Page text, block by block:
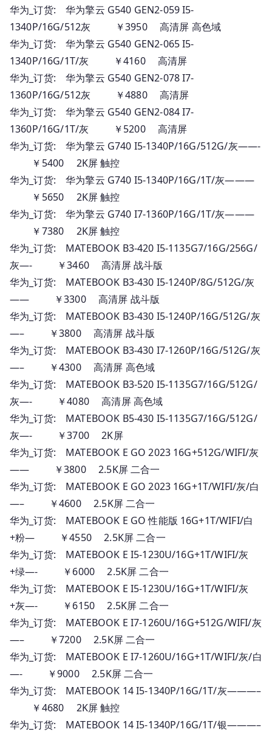
华为_订货: 华为擎云 G540 GEN2-059 I5-
1340P/16G/512灰 ￥3950 高清屏 高色域
华为_订货: 华为擎云 G540 GEN2-065 I5-
1340P/16G/1T/灰 ￥4160 高清屏
华为_订货: 华为擎云 G540 GEN2-078 I7-
1360P/16G/512灰 ￥4880 高清屏
华为_订货: 华为擎云 G540 GEN2-084 I7-
1360P/16G/1T/灰 ￥5200 高清屏
华为_订货: 华为擎云 G740 I5-1340P/16G/512G/灰——-
￥5400 2K屏 触控
华为_订货: 华为擎云 G740 I5-1340P/16G/1T/灰———
￥5650 2K屏 触控
华为_订货: 华为擎云 G740 I7-1360P/16G/1T/灰———
￥7380 2K屏 触控
华为_订货: MATEBOOK B3-420 I5-1135G7/16G/256G/
灰—- ￥3460 高清屏 战斗版
华为_订货: MATEBOOK B3-430 I5-1240P/8G/512G/灰
—— ￥3300 高清屏 战斗版
华为_订货: MATEBOOK B3-430 I5-1240P/16G/512G/灰
—– ￥3800 高清屏 战斗版
华为_订货: MATEBOOK B3-430 I7-1260P/16G/512G/灰
—– ￥4300 高清屏 高色域
华为_订货: MATEBOOK B3-520 I5-1135G7/16G/512G/
灰—- ￥4080 高清屏 高色域
华为_订货: MATEBOOK B5-430 I5-1135G7/16G/512G/
灰—- ￥3700 2K屏
华为_订货: MATEBOOK E GO 2023 16G+512G/WIFI/灰
—— ￥3800 2.5K屏 二合一
华为_订货: MATEBOOK E GO 2023 16G+1T/WIFI/灰/白
—– ￥4600 2.5K屏 二合一
华为_订货: MATEBOOK E GO 性能版 16G+1T/WIFI/白
+粉— ￥4550 2.5K屏 二合一
华为_订货: MATEBOOK E I5-1230U/16G+1T/WIFI/灰
+绿—- ￥6000 2.5K屏 二合一
华为_订货: MATEBOOK E I5-1230U/16G+1T/WIFI/灰
+灰—- ￥6150 2.5K屏 二合一
华为_订货: MATEBOOK E I7-1260U/16G+512G/WIFI/灰
—– ￥7200 2.5K屏 二合一
华为_订货: MATEBOOK E I7-1260U/16G+1T/WIFI/灰/白
—- ￥9000 2.5K屏 二合一
华为_订货: MATEBOOK 14 I5-1340P/16G/1T/灰———–
￥4680 2K屏 触控
华为_订货: MATEBOOK 14 I5-1340P/16G/1T/银———–